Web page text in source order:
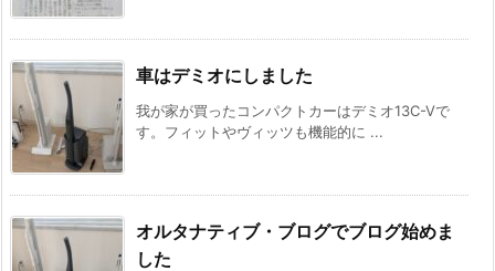
車はデミオにしました
我が家が買ったコンパクトカーはデミオ13C-Vで
す。フィットやヴィッツも機能的に ...
オルタナティブ・ブログでブログ始めま
した